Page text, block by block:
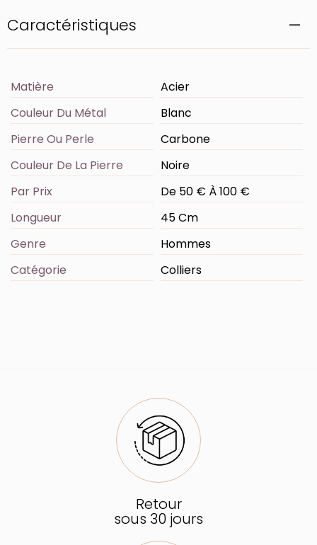
Caractéristiques
Matière
Acier
Couleur Du Métal
Blanc
Pierre Ou Perle
Carbone
Couleur De La Pierre
Noire
Par Prix
De 50 € À 100 €
Longueur
45 Cm
Genre
Hommes
Catégorie
Colliers
Retour
sous 30 jours